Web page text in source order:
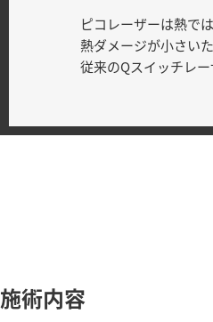
ピコレーザーは熱で
熱ダメージが小さい
従来のQスイッチレ
施術内容